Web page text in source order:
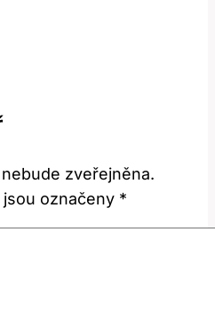
zveřejněna.
označeny *